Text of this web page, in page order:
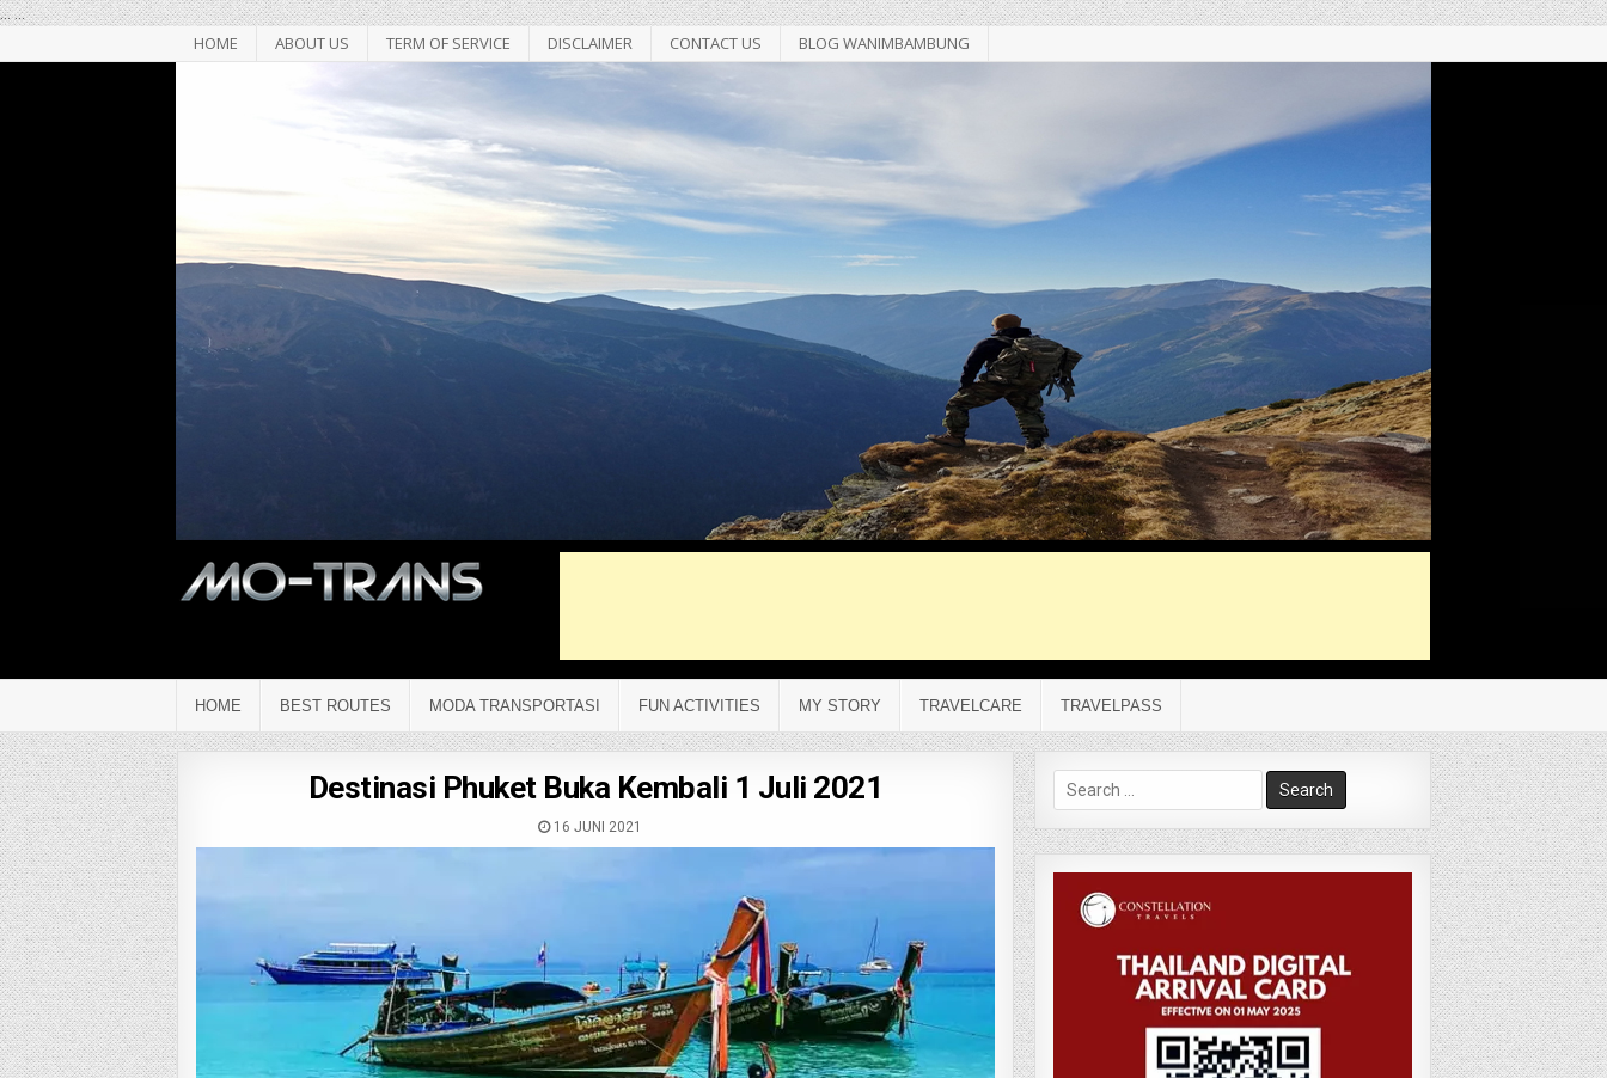
......
HOME ABOUT US TERM OF SERVICE DISCLAIMER CONTACT US BLOG WANIMBAMBUNG
HOME BEST ROUTES MODA TRANSPORTASI FUN ACTIVITIES MY STORY TRAVELCARE TRAVELPASS
Destinasi Phuket Buka Kembali 1 Juli 2021
16 JUNI 2021
Search
for: